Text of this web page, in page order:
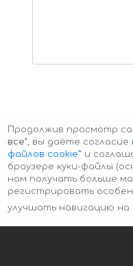
Авторские права ©
Продолжив просмотр
все", вы даёте согласие
файлов cookie” и
браузере куки-файлы
нам получать больше
регистрировать
улучшать навигацию на